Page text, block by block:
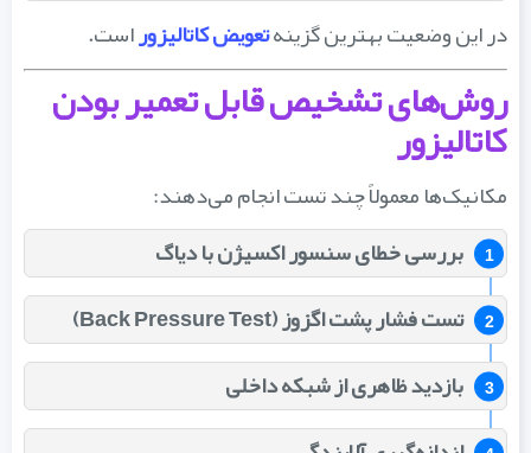
در این وضعیت بهترین گزینهتعویض کاتالیزوراست.
روش‌های تشخیص قابل تعمیر بودن
کاتالیزور
مکانیک‌ها معمولاً چند تست انجام می‌دهند:
بررسی خطای سنسور اکسیژن با دیاگ
تست فشار پشت اگزوز (Back Pressure Test)
بازدید ظاهری از شبکه داخلی